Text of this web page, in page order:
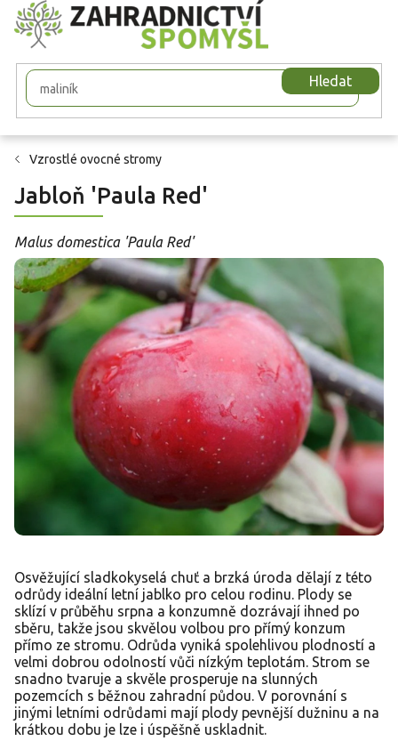
Přejít
na
obsah
Hledat
Vzrostlé ovocné stromy
Jabloň 'Paula Red'
Malus domestica 'Paula Red'
Osvěžující sladkokyselá chuť a brzká úroda dělají z této
odrůdy ideální letní jablko pro celou rodinu. Plody se
sklízí v průběhu srpna a konzumně dozrávají ihned po
sběru, takže jsou skvělou volbou pro přímý konzum
přímo ze stromu. Odrůda vyniká spolehlivou plodností a
velmi dobrou odolností vůči nízkým teplotám. Strom se
snadno tvaruje a skvěle prosperuje na slunných
pozemcích s běžnou zahradní půdou. V porovnání s
jinými letními odrůdami mají plody pevnější dužninu a na
krátkou dobu je lze i úspěšně uskladnit.